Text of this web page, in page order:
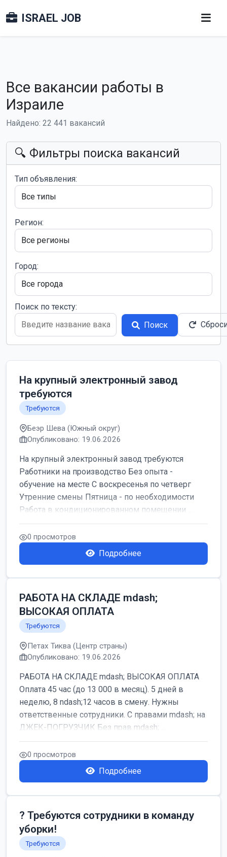
ISRAEL JOB
Все вакансии работы в
Израиле
Найдено: 22 441 вакансий
🔍 Фильтры поиска вакансий
Тип объявления:
Регион:
Город:
Поиск по тексту:
Поиск
На крупный электронный завод
требуются
Требуются
Беэр Шева (Южный округ)
Опубликовано: 19.06.2026
На крупный электронный завод требуются
Работники на производство Без опыта -
обучение на месте С воскресенья по четверг
Утренние смены Пятница - по необходимости
Работа в кондиционированном помещении ...
0 просмотров
Подробнее
РАБОТА НА СКЛАДЕ mdash;
ВЫСОКАЯ ОПЛАТА
Требуются
Петах Тиква (Центр страны)
Опубликовано: 19.06.2026
РАБОТА НА СКЛАДЕ mdash; ВЫСОКАЯ ОПЛАТА
Оплата 45 час (до 13 000 в месяц). 5 дней в
неделю, 8 ndash;12 часов в смену. Нужны
ответственные сотрудники. С правами mdash; на
ДЖЕК-ПОГРУЗЧИК Без прав mdash; ...
0 просмотров
Подробнее
? Требуются сотрудники в команду
уборки!
Требуются